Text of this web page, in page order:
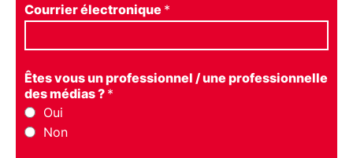
Courrier électronique *
Êtes vous un professionnel / une professionnelle
des médias ? *
Oui
Non